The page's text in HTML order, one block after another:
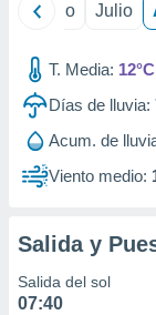
de
1199
Junio Julio
T. Media: 12°C
Días de lluvia:
Acum. de
Viento medio:
Salida y
Salida del sol
07:40